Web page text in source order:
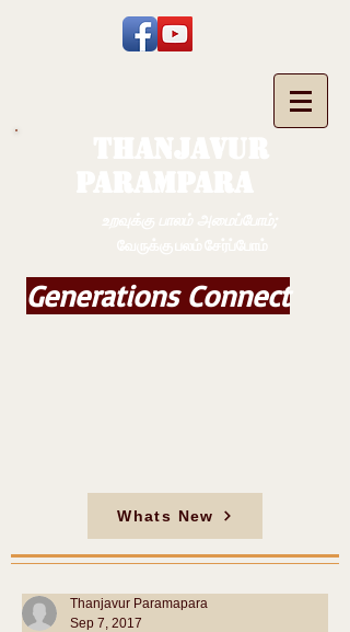
Generations Connect
Whats New
Thanjavur Paramapara
Sep 7, 2017